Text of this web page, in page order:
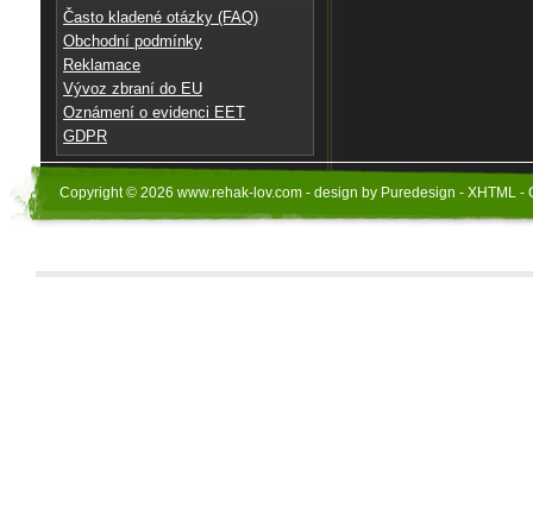
Často kladené otázky (FAQ)
Obchodní podmínky
Reklamace
Vývoz zbraní do EU
Oznámení o evidenci EET
GDPR
Copyright © 2026 www.rehak-lov.com - design by Puredesign - XHTML -